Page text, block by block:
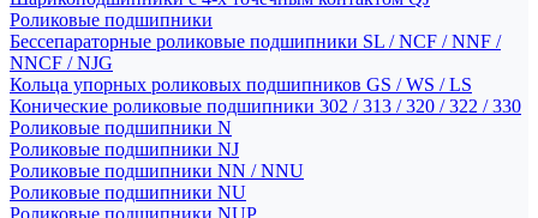
Роликовые подшипники
Бессепараторные роликовые подшипники SL / NCF / NNF /
NNCF / NJG
Кольца упорных роликовых подшипников GS / WS / LS
Конические роликовые подшипники 302 / 313 / 320 / 322 / 330
Роликовые подшипники N
Роликовые подшипники NJ
Роликовые подшипники NN / NNU
Роликовые подшипники NU
Роликовые подшипники NUP